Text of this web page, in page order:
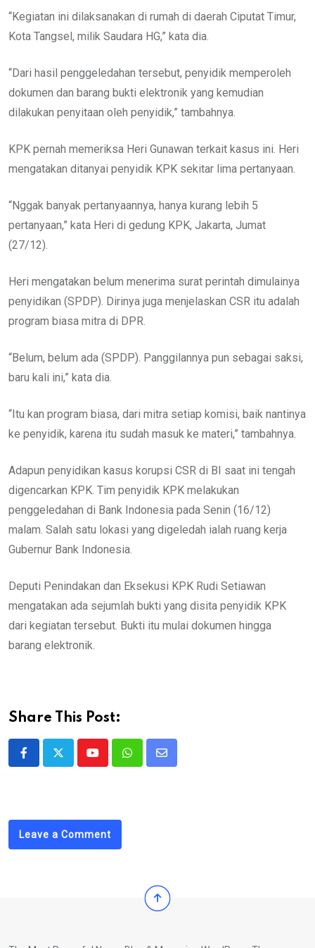
“Kegiatan ini dilaksanakan di rumah di daerah Ciputat Timur,
Kota Tangsel, milik Saudara HG,” kata dia.
“Dari hasil penggeledahan tersebut, penyidik memperoleh
dokumen dan barang bukti elektronik yang kemudian
dilakukan penyitaan oleh penyidik,” tambahnya.
KPK pernah memeriksa Heri Gunawan terkait kasus ini. Heri
mengatakan ditanyai penyidik KPK sekitar lima pertanyaan.
“Nggak banyak pertanyaannya, hanya kurang lebih 5
pertanyaan,” kata Heri di gedung KPK, Jakarta, Jumat
(27/12).
Heri mengatakan belum menerima surat perintah dimulainya
penyidikan (SPDP). Dirinya juga menjelaskan CSR itu adalah
program biasa mitra di DPR.
“Belum, belum ada (SPDP). Panggilannya pun sebagai saksi,
baru kali ini,” kata dia.
“Itu kan program biasa, dari mitra setiap komisi, baik nantinya
ke penyidik, karena itu sudah masuk ke materi,” tambahnya.
Adapun penyidikan kasus korupsi CSR di BI saat ini tengah
digencarkan KPK. Tim penyidik KPK melakukan
penggeledahan di Bank Indonesia pada Senin (16/12)
malam. Salah satu lokasi yang digeledah ialah ruang kerja
Gubernur Bank Indonesia.
Deputi Penindakan dan Eksekusi KPK Rudi Setiawan
mengatakan ada sejumlah bukti yang disita penyidik KPK
dari kegiatan tersebut. Bukti itu mulai dokumen hingga
barang elektronik.
Share This Post:
YoutubeWhatsappShare
Leave a Comment